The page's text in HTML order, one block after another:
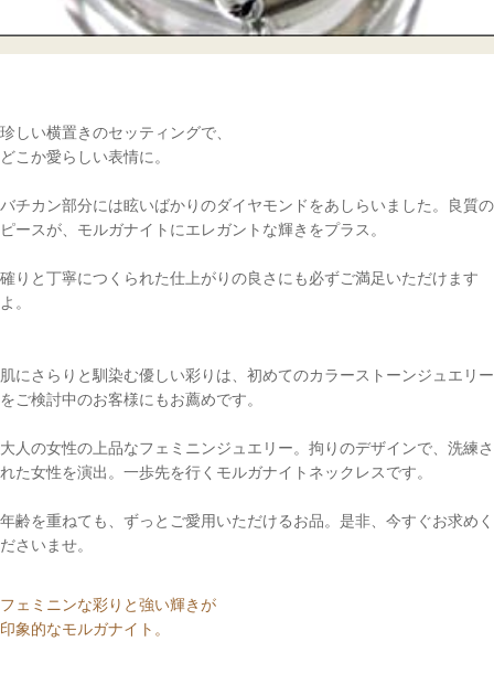
珍しい横置きのセッティングで、
どこか愛らしい表情に。
バチカン部分には眩いばかりのダイヤモンドをあしらいました。良質の
ピースが、モルガナイトにエレガントな輝きをプラス。
確りと丁寧につくられた仕上がりの良さにも必ずご満足いただけます
よ。
肌にさらりと馴染む優しい彩りは、初めてのカラーストーンジュエリー
をご検討中のお客様にもお薦めです。
大人の女性の上品なフェミニンジュエリー。拘りのデザインで、洗練さ
れた女性を演出。一歩先を行くモルガナイトネックレスです。
年齢を重ねても、ずっとご愛用いただけるお品。是非、今すぐお求めく
ださいませ。
フェミニンな彩りと強い輝きが
印象的なモルガナイト。